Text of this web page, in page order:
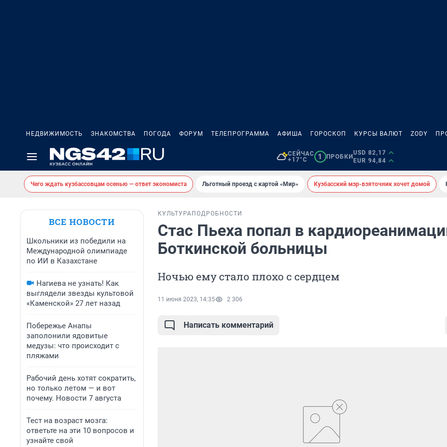
НЕДВИЖИМОСТЬ ЗНАКОМСТВА ПОГОДА ФОРУМ ТЕЛЕПРОГРАММА АФИША ГОРОСКОП КУРСЫ ВАЛЮТ ZODY
СЕЙЧАС
+17°C
1 ПРОБКИ
USD 82,17
EUR 94,84
Чего ждать кузбассовцам осенью — ответ экономиста Льготный проезд с картой «Мир» Кузбасский мэр-взяточник хочет домой
ВСЕ НОВОСТИ
Школьники из победили на
Международной олимпиаде
по ИИ в Казахстане
Нагиева не узнать! Как
выглядели звезды культовой
«Каменской» 27 лет назад
Побережье Анапы
заполонили ядовитые
медузы: что происходит с
пляжами
Рабочий день хотят сократить,
но только летом — и вот
почему. Новости 7 августа
Тест на возраст мозга:
ответьте на эти 10 вопросов и
узнайте свой
КУЛЬТУРА ПОДРОБНОСТИ
Стас Пьеха попал в
Боткинской больницы
Ночью ему стало плохо с сердцем
11 июня 2023, 14:35 2 306
Написать комментарий